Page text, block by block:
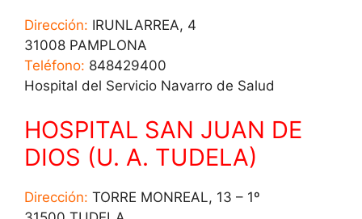
Dirección: IRUNLARREA, 4
31008 PAMPLONA
Teléfono: 848429400
Hospital del Servicio Navarro de Salud
HOSPITAL SAN JUAN DE
DIOS (U. A. TUDELA)
Dirección: TORRE MONREAL, 13 – 1º